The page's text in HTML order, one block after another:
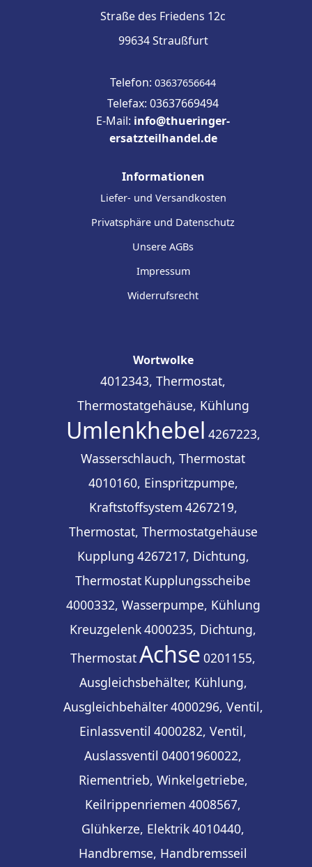
Straße des Friedens 12c
99634 Straußfurt
Telefon: 03637656644
Telefax: 03637669494
E-Mail: info@thueringer-
ersatzteilhandel.de
Informationen
Liefer- und Versandkosten
Privatsphäre und Datenschutz
Unsere AGBs
Impressum
Widerrufsrecht
Wortwolke
4012343, Thermostat,
Thermostatgehäuse, Kühlung
Umlenkhebel 4267223,
Wasserschlauch, Thermostat
4010160, Einspritzpumpe,
Kraftstoffsystem 4267219,
Thermostat, Thermostatgehäuse
Kupplung 4267217, Dichtung,
Thermostat Kupplungsscheibe
4000332, Wasserpumpe, Kühlung
Kreuzgelenk4000235, Dichtung,
ThermostatAchse 0201155,
Ausgleichsbehälter, Kühlung,
Ausgleichbehälter4000296, Ventil,
Einlassventil 4000282, Ventil,
Auslassventil 04001960022,
Riementrieb, Winkelgetriebe,
Keilrippenriemen 4008567,
Glühkerze, Elektrik4010440,
Handbremse, Handbremsseil